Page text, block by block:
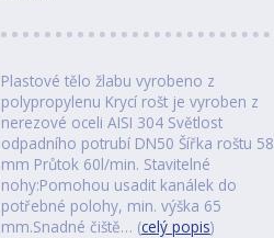
Plastové tělo žlabu vyrobeno z
polypropylenu Krycí rošt je vyroben z
nerezové oceli AISI 304 Světlost
odpadního potrubí DN50 Šířka roštu 58
mm Průtok 60l/min. Stavitelné
nohy:Pomohou usadit kanálek do
potřebné polohy, min. výška 65
mm.Snadné čiště… (celý popis)